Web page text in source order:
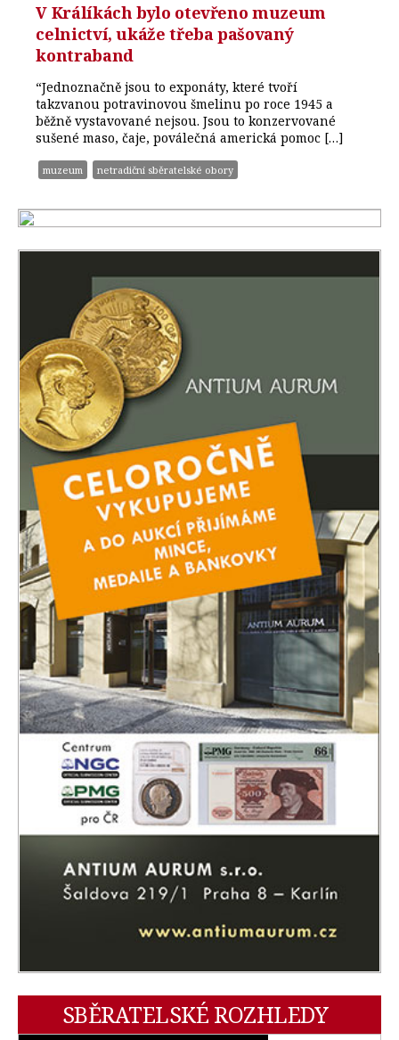
V Králíkách bylo otevřeno muzeum
celnictví, ukáže třeba pašovaný
kontraband
“Jednoznačně jsou to exponáty, které tvoří
takzvanou potravinovou šmelinu po roce 1945 a
běžně vystavované nejsou. Jsou to konzervované
sušené maso, čaje, poválečná americká pomoc […]
muzeum netradiční sběratelské obory
SBĚRATELSKÉ ROZHLEDY